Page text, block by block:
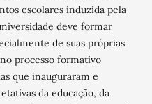
escolares induzida pela
deve formar
de suas próprias
processo formativo
que inauguraram e
da educação, da